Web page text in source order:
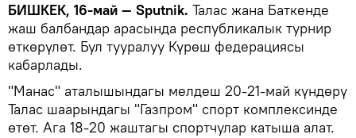
БИШКЕК, 16-май — Sputnik. Талас жана Баткенде
жаш балбандар арасында республикалык турнир
өткөрүлөт. Бул тууралуу Күрөш федерациясы
кабарлады.
"Манас" аталышындагы мелдеш 20-21-май күндөрү
Талас шаарындагы "Газпром" спорт комплексинде
өтөт. Ага 18-20 жаштагы спортчулар катыша алат.